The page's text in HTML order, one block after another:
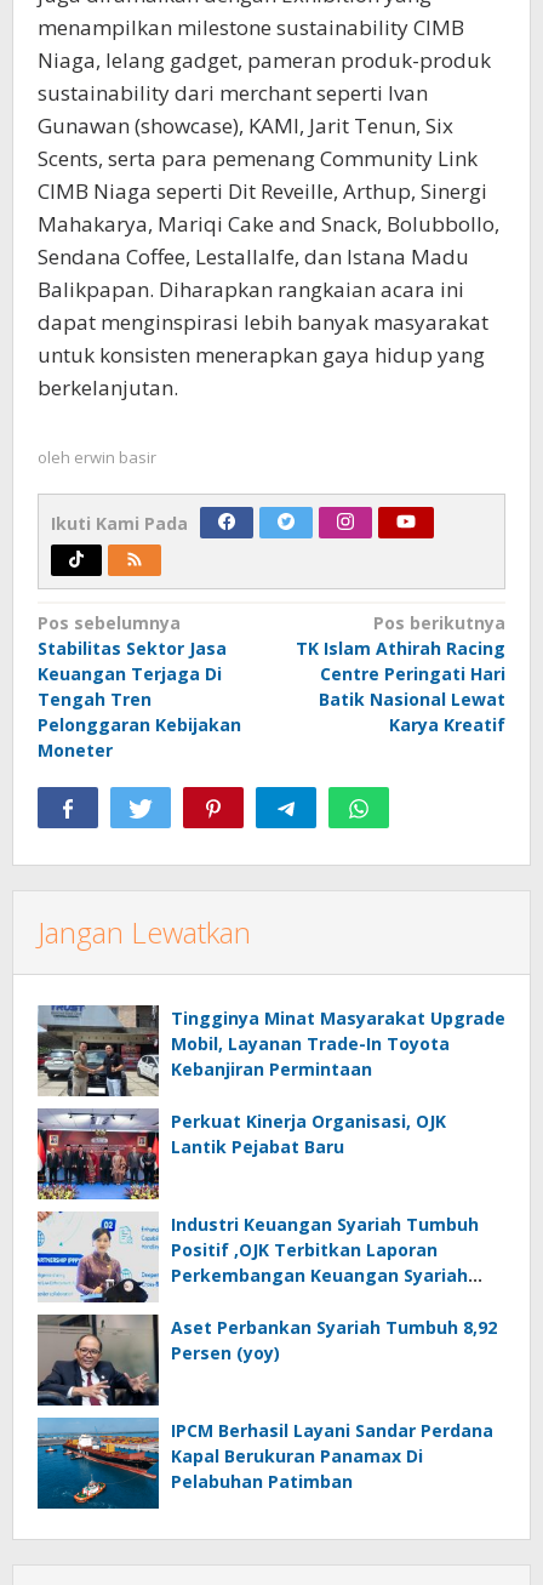
menampilkan milestone sustainability CIMB
Niaga, lelang gadget, pameran produk-produk
sustainability dari merchant seperti Ivan
Gunawan (showcase), KAMI, Jarit Tenun, Six
Scents, serta para pemenang Community Link
CIMB Niaga seperti Dit Reveille, Arthup, Sinergi
Mahakarya, Mariqi Cake and Snack, Bolubbollo,
Sendana Coffee, Lestallalfe, dan Istana Madu
Balikpapan. Diharapkan rangkaian acara ini
dapat menginspirasi lebih banyak masyarakat
untuk konsisten menerapkan gaya hidup yang
berkelanjutan.
oleh erwin basir
Ikuti Kami Pada
Navigasi
pos
Pos sebelumnya
Stabilitas Sektor Jasa
Keuangan Terjaga Di
Tengah Tren
Pelonggaran Kebijakan
Moneter
Pos berikutnya
TK Islam Athirah Racing
Centre Peringati Hari
Batik Nasional Lewat
Karya Kreatif
Jangan Lewatkan
Tingginya Minat Masyarakat Upgrade
Mobil, Layanan Trade-In Toyota
Kebanjiran Permintaan
Perkuat Kinerja Organisasi, OJK
Lantik Pejabat Baru
Industri Keuangan Syariah Tumbuh
Positif ,OJK Terbitkan Laporan
Perkembangan Keuangan Syariah
Aset Perbankan Syariah Tumbuh 8,92
Persen (yoy)
IPCM Berhasil Layani Sandar Perdana
Kapal Berukuran Panamax Di
Pelabuhan Patimban